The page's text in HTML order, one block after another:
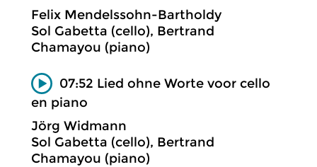
Felix Mendelssohn-Bartholdy
Sol Gabetta (cello), Bertrand
Chamayou (piano)
07:52 Lied ohne Worte voor cello
en piano
Jörg Widmann
Sol Gabetta (cello), Bertrand
Chamayou (piano)